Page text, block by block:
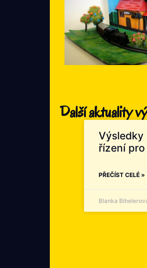
Další aktuality
Výsledky
řízení
PŘEČÍST CELÉ »
Blanka